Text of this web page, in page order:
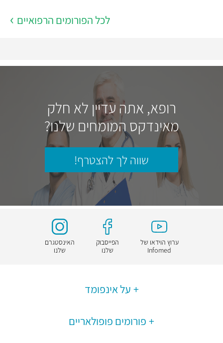
לכל הפורומים הרפואיים
רופא, אתה עדיין לא חלק
מאינדקס המומחים שלנו?
שווה לך להצטרף!
ערוץ הוידאו של
Infomed
הפייסבוק
שלנו
האינסטגרם
שלנו
על אינפומד
פורומים פופולאריים